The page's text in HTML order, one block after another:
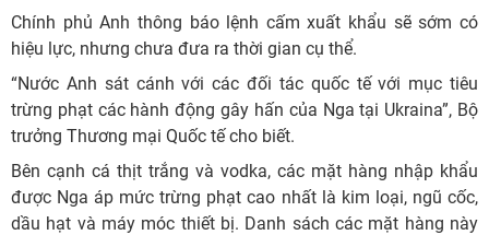
Chính phủ Anh thông báo lệnh cấm xuất khẩu sẽ sớm có
hiệu lực, nhưng chưa đưa ra thời gian cụ thể.
“Nước Anh sát cánh với các đối tác quốc tế với mục tiêu
trừng phạt các hành động gây hấn của Nga tại Ukraina”, Bộ
trưởng Thương mại Quốc tế cho biết.
Bên cạnh cá thịt trắng và vodka, các mặt hàng nhập khẩu
được Nga áp mức trừng phạt cao nhất là kim loại, ngũ cốc,
dầu hạt và máy móc thiết bị. Danh sách các mặt hàng này